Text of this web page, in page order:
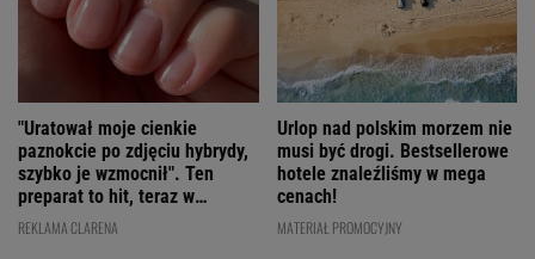
"Uratował moje cienkie
paznokcie po zdjęciu hybrydy,
szybko je wzmocnił". Ten
preparat to hit, teraz w
świetnej cenie
REKLAMA CLARENA
Urlop nad polskim morzem nie
musi być drogi. Bestsellerowe
hotele znaleźliśmy w mega
cenach!
MATERIAŁ PROMOCYJNY